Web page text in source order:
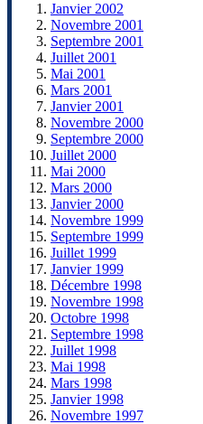
Janvier 2002
Novembre 2001
Septembre 2001
Juillet 2001
Mai 2001
Mars 2001
Janvier 2001
Novembre 2000
Septembre 2000
Juillet 2000
Mai 2000
Mars 2000
Janvier 2000
Novembre 1999
Septembre 1999
Juillet 1999
Janvier 1999
Décembre 1998
Novembre 1998
Octobre 1998
Septembre 1998
Juillet 1998
Mai 1998
Mars 1998
Janvier 1998
Novembre 1997